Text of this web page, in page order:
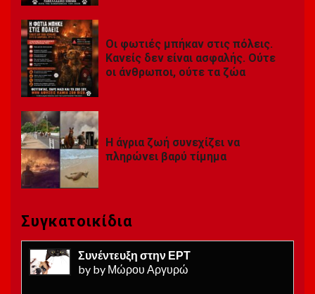
Οι φωτιές μπήκαν στις πόλεις.
Κανείς δεν είναι ασφαλής. Ούτε
οι άνθρωποι, ούτε τα ζώα
Η άγρια ​​ζωή συνεχίζει να
πληρώνει βαρύ τίμημα
Συγκατοικίδια
Συνέντευξη στην ΕΡΤ
by by Μώρου Αργυρώ